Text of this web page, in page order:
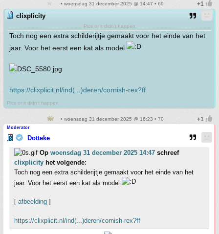
• woensdag 31 december 2025 @ 14:47 • 69
clixplicity
Pics or it didn't happen
Toch nog een extra schilderijtje gemaakt voor het einde van het
jaar. Voor het eerst een kat als model
https://clixplicit.nl/ind(...)deren/cornish-rex?ff
Pics or it didn't happen
• woensdag 31 december 2025 @ 16:23 • 70
Moderator
Dotteke
Op woensdag 31 december 2025 14:47 schreef
clixplicity het volgende:
Toch nog een extra schilderijtje gemaakt voor het einde van het
jaar. Voor het eerst een kat als model
[ afbeelding ]
https://clixplicit.nl/ind(...)deren/cornish-rex?ff